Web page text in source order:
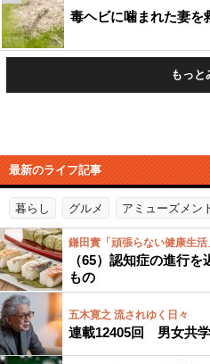
毒ヘビに噛まれた妻を
もっと
最新のライフ記事
暮らし グルメ アミューズメン
鎌田實「頑張らない健康生活
（65）認知症の進行
もの
五木寛之 流されゆく日々
連載12405回 男女共